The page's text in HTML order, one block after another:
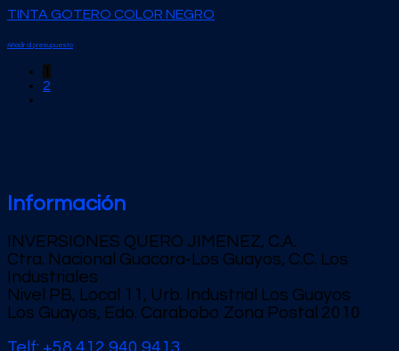
TINTA GOTERO COLOR NEGRO
Añadir al presupuesto
2
Información
INVERSIONES QUERO JIMENEZ, C.A.
Ctra. Nacional Guacara-Los Guayos, C.C. Los
Industriales
Nivel PB, Local 11, Urb. Industrial Los Guayos
Los Guayos, Edo. Carabobo Zona Postal 2010
Telf: +58 412 940 9413